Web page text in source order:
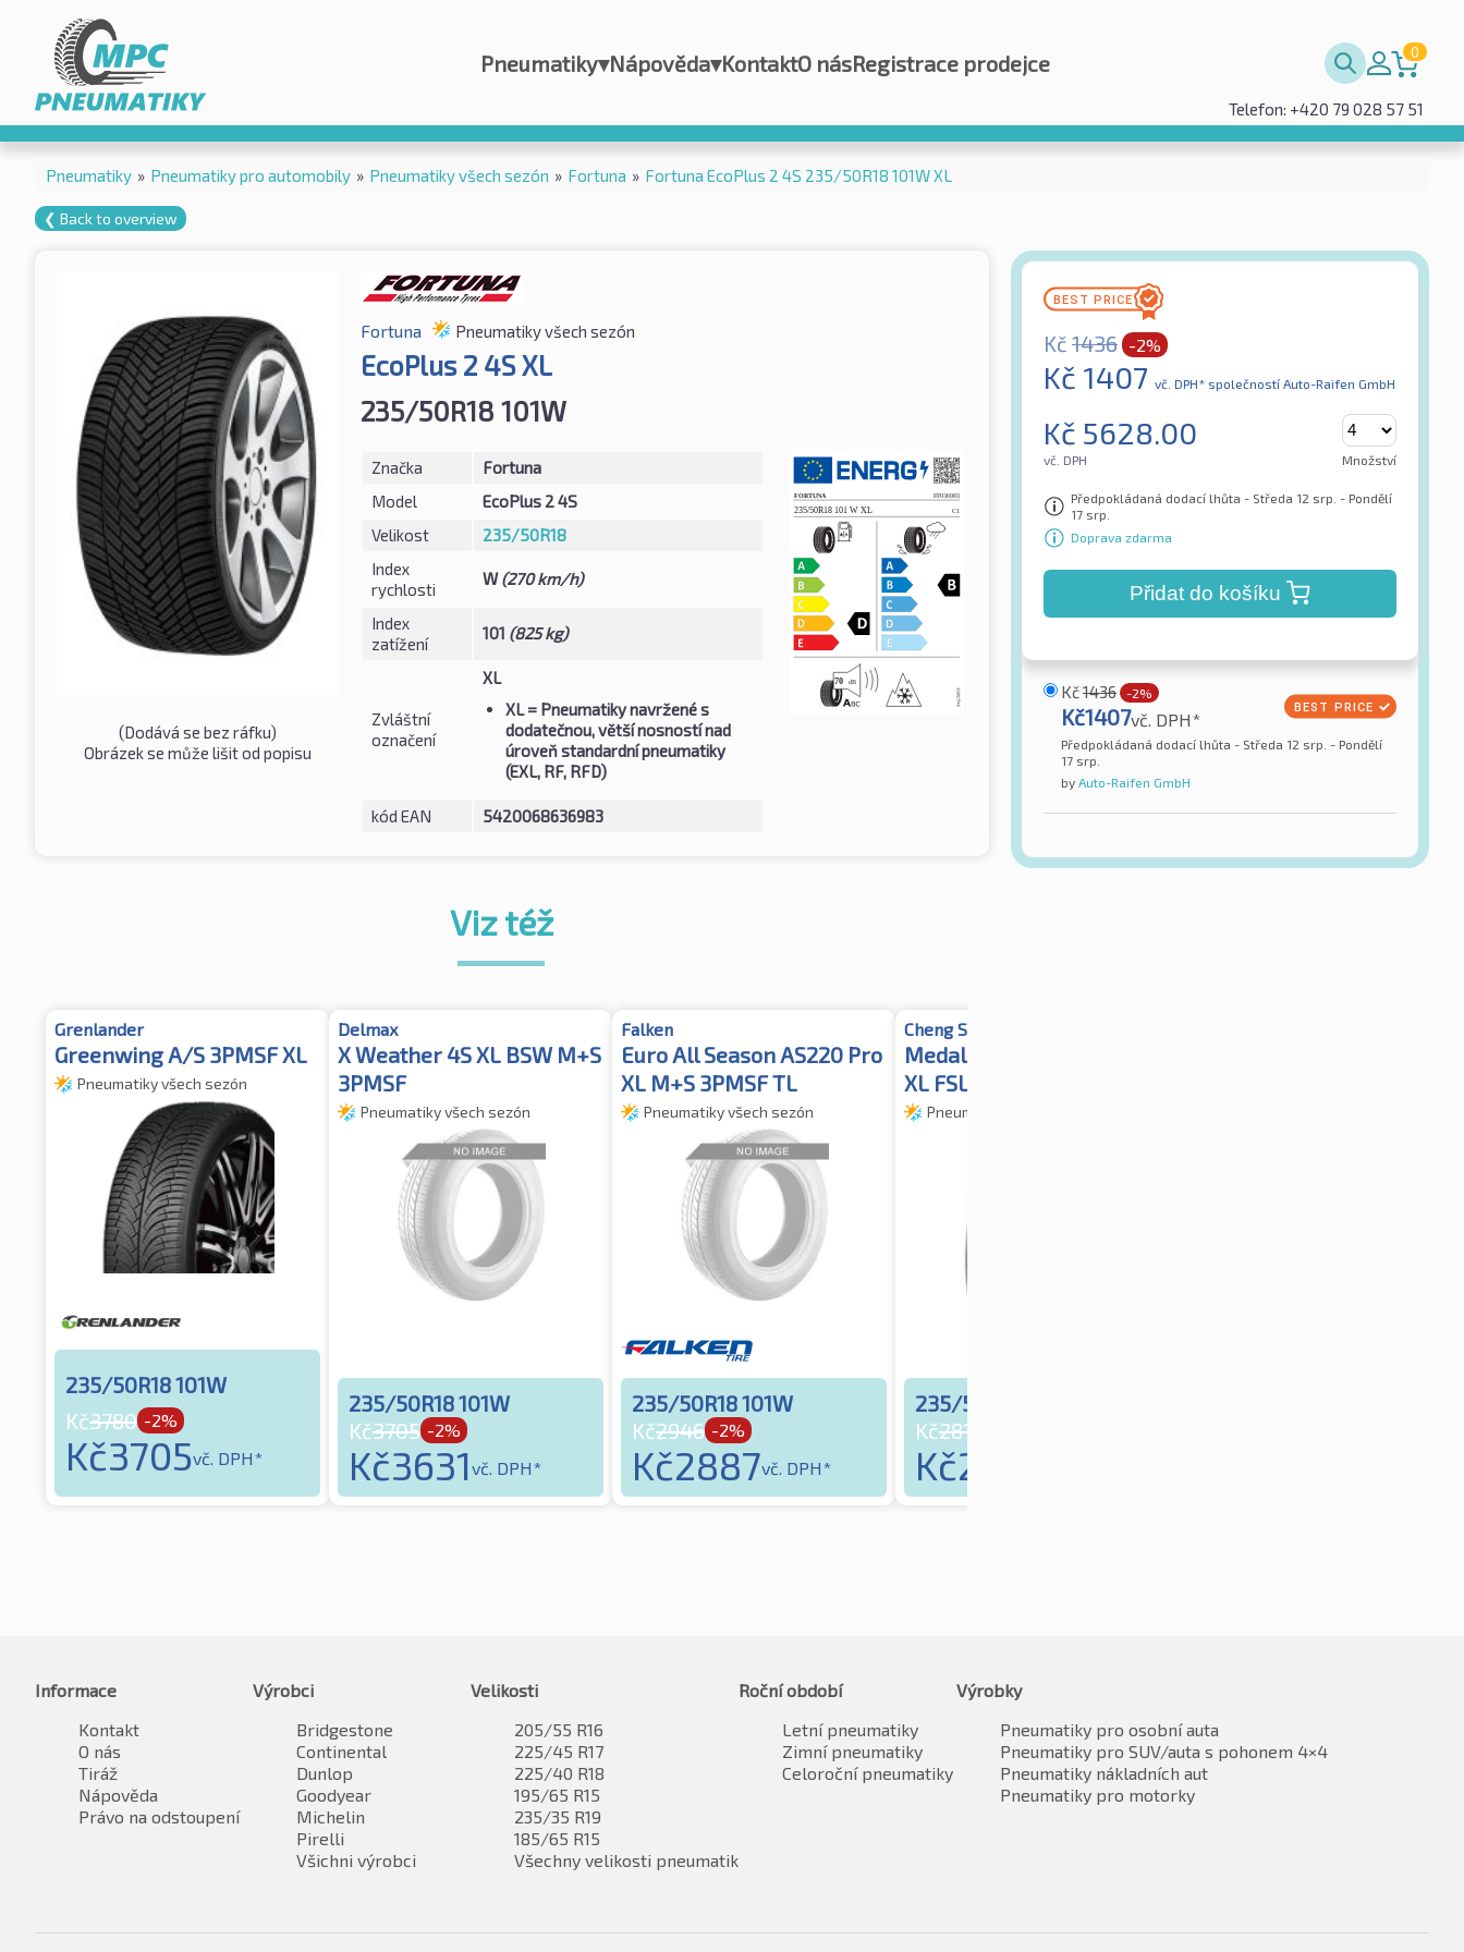
Pneumatiky▾Nápověda▾KontaktO násRegistrace prodejce 0
Telefon: +420 79 028 57 51
Pneumatiky » Pneumatiky pro automobily » Pneumatiky všech sezón » Fortuna » Fortuna EcoPlus 2 4S 235/50R18 101W XL
❮ Back to overview
(Dodává se bez ráfku)
Obrázek se může lišit od popisu
Fortuna Pneumatiky všech sezón
EcoPlus 2 4S XL
235/50R18 101W
Značka
Fortuna
Model
EcoPlus 2 4S
Velikost
235/50R18
Index
rychlosti
W(270 km/h)
Index
zatížení
101 (825 kg)
Zvláštní
označení
XL
XL= Pneumatiky navržené s
dodatečnou, větší nosností nad
úroveň standardní pneumatiky
(EXL, RF, RFD)
kód EAN 5420068636983
Kč 1436 -2%
Kč 1407 vč. DPH* společností Auto-Raifen GmbH
Kč 5628.00
vč. DPH Množství
Předpokládaná dodací lhůta - Středa 12 srp. - Pondělí
17 srp.
Doprava zdarma
Přidat do košíku
Kč1436 -2%
Kč1407vč. DPH*
Předpokládaná dodací lhůta - Středa 12 srp. - Pondělí
17 srp.
by Auto-Raifen GmbH
Viz též
Grenlander
Greenwing A/S 3PMSF XL
Pneumatiky všech sezón
235/50R18 101W
Kč3780 -2%
Kč3705vč. DPH*
Delmax
X Weather 4S XL BSW M+S
3PMSF
Pneumatiky všech sezón
235/50R18 101W
Kč3705 -2%
Kč3631vč. DPH*
Falken
Euro All Season AS220 Pro
XL M+S 3PMSF TL
Pneumatiky všech sezón
235/50R18 101W
Kč2946 -2%
Kč2887vč. DPH*
Cheng Shin / CST
Medallion All Season ACP1
XL FSL BSW 3PMSF
Pneumatiky všech sezón
235/50R18 101W
Kč2814
Kč2758
Informace
Kontakt
O nás
Tiráž
Nápověda
Právo na odstoupení
Výrobci
Bridgestone
Continental
Dunlop
Goodyear
Michelin
Pirelli
Všichni výrobci
Velikosti
205/55 R16
225/45 R17
225/40 R18
195/65 R15
235/35 R19
185/65 R15
Všechny velikosti pneumatik
Roční období
Letní pneumatiky
Zimní pneumatiky
Celoroční pneumatiky
Výrobky
Pneumatiky pro osobní auta
Pneumatiky pro SUV/auta s pohonem 4×4
Pneumatiky nákladních aut
Pneumatiky pro motorky